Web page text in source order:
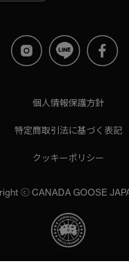
個人情報保護方針
特定商取引法に基づく表記
クッキーポリシー
ⓒ CANADA GOOSE